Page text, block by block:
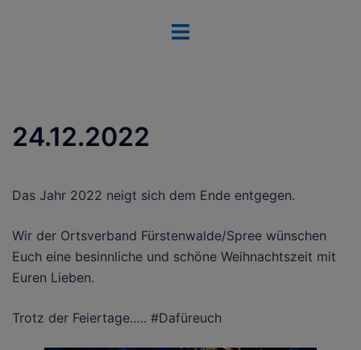
Menü
24.12.2022
Das Jahr 2022 neigt sich dem Ende entgegen.
Wir der Ortsverband Fürstenwalde/Spree wünschen
Euch eine besinnliche und schöne Weihnachtszeit mit
Euren Lieben.
Trotz der Feiertage….. #Dafüreuch